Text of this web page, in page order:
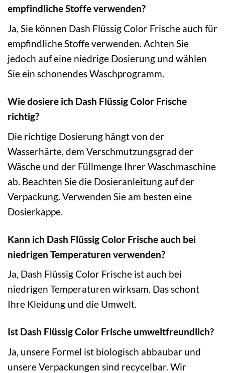
empfindliche Stoffe verwenden?
Ja, Sie können Dash Flüssig Color Frische auch für
empfindliche Stoffe verwenden. Achten Sie
jedoch auf eine niedrige Dosierung und wählen
Sie ein schonendes Waschprogramm.
Wie dosiere ich Dash Flüssig Color Frische
richtig?
Die richtige Dosierung hängt von der
Wasserhärte, dem Verschmutzungsgrad der
Wäsche und der Füllmenge Ihrer Waschmaschine
ab. Beachten Sie die Dosieranleitung auf der
Verpackung. Verwenden Sie am besten eine
Dosierkappe.
Kann ich Dash Flüssig Color Frische auch bei
niedrigen Temperaturen verwenden?
Ja, Dash Flüssig Color Frische ist auch bei
niedrigen Temperaturen wirksam. Das schont
Ihre Kleidung und die Umwelt.
Ist Dash Flüssig Color Frische umweltfreundlich?
Ja, unsere Formel ist biologisch abbaubar und
unsere Verpackungen sind recycelbar. Wir